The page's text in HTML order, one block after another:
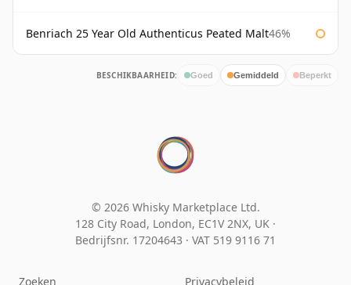
Benriach 25 Year Old Authenticus Peated Malt46%
BESCHIKBAARHEID: Goed Gemiddeld Beperkt
© 2026 Whisky Marketplace Ltd.
128 City Road, London, EC1V 2NX, UK ·
Bedrijfsnr. 17204643 · VAT 519 9116 71
Zoeken
Privacybeleid